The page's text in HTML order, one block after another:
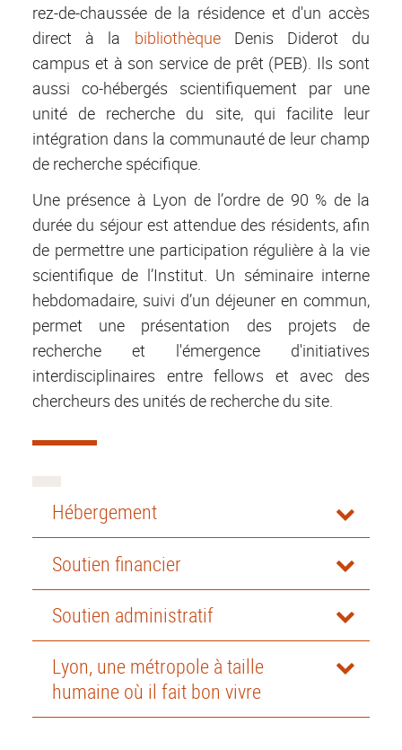
rez-de-chaussée de la résidence et d'un accès
direct à la bibliothèqueDenis Diderot du
campus et à son service de prêt (PEB). Ils sont
aussi co-hébergés scientifiquement par une
unité de recherche du site, qui facilite leur
intégration dans la communauté de leur champ
de recherche spécifique.
Une présence à Lyon de l’ordre de 90 % de la
durée du séjour est attendue des résidents, afin
de permettre une participation régulière à la vie
scientifique de l’Institut. Un séminaire interne
hebdomadaire, suivi d’un déjeuner en commun,
permet une présentation des projets de
recherche et l'émergence d'initiatives
interdisciplinaires entre fellows et avec des
chercheurs des unités de recherche du site.
Hébergement
Soutien financier
Soutien administratif
Lyon, une métropole à taille
humaine où il fait bon vivre